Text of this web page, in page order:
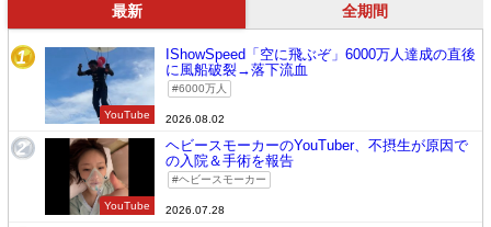
最新 全期間
1
YouTube
IShowSpeed「空に飛ぶぞ」6000万人達成の直後
に風船破裂→落下流血
6000万人
2026.08.02
2
YouTube
ヘビースモーカーのYouTuber、不摂生が原因で
の入院＆手術を報告
ヘビースモーカー
2026.07.28